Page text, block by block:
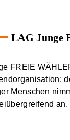
LAG Junge
FREIE
Menschen
an.